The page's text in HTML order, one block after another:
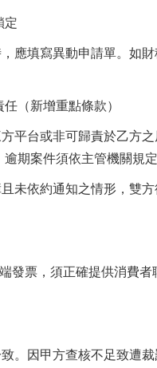
定
應填寫異動申請單。如
（新增重點條款）
平台或非可歸責於乙方
期案件須依主管機關
未依約通知之情形，雙
發票，須正確提供消費
。因甲方查核不足致遭裁